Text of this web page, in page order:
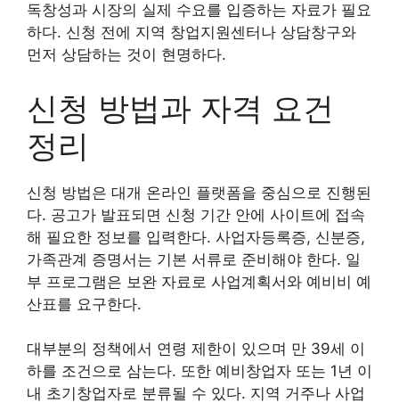
독창성과 시장의 실제 수요를 입증하는 자료가 필요
하다. 신청 전에 지역 창업지원센터나 상담창구와
먼저 상담하는 것이 현명하다.
신청 방법과 자격 요건
정리
신청 방법은 대개 온라인 플랫폼을 중심으로 진행된
다. 공고가 발표되면 신청 기간 안에 사이트에 접속
해 필요한 정보를 입력한다. 사업자등록증, 신분증,
가족관계 증명서는 기본 서류로 준비해야 한다. 일
부 프로그램은 보완 자료로 사업계획서와 예비비 예
산표를 요구한다.
대부분의 정책에서 연령 제한이 있으며 만 39세 이
하를 조건으로 삼는다. 또한 예비창업자 또는 1년 이
내 초기창업자로 분류될 수 있다. 지역 거주나 사업